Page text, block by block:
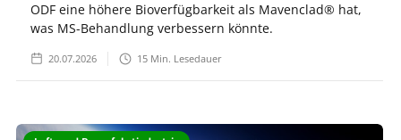
ODF eine höhere Bioverfügbarkeit als Mavenclad® hat,
was MS-Behandlung verbessern könnte.
20.07.2026 15 Min. Lesedauer